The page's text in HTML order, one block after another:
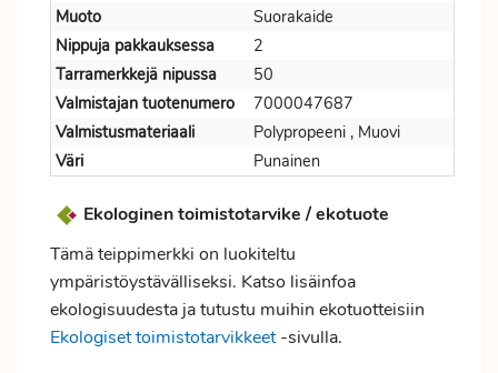
Muoto
Suorakaide
Nippuja pakkauksessa
2
Tarramerkkejä nipussa
50
Valmistajan tuotenumero
7000047687
Valmistusmateriaali
Polypropeeni , Muovi
Väri
Punainen
Ekologinen toimistotarvike / ekotuote
Tämä teippimerkki on luokiteltu
ympäristöystävälliseksi. Katso lisäinfoa
ekologisuudesta ja tutustu muihin ekotuotteisiin
Ekologiset toimistotarvikkeet-sivulla.